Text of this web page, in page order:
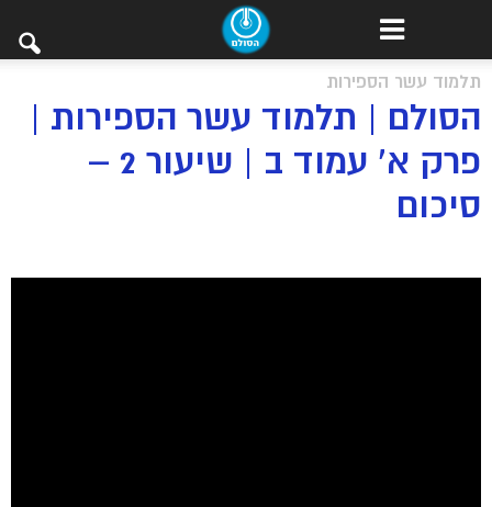
תלמוד עשר הספירות
הסולם | תלמוד עשר הספירות |
פרק א’ עמוד ב | שיעור 2 –
סיכום